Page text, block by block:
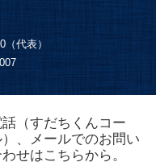
（代表）
話（すだちくんコー
）、メールでのお問い
せはこちらから。